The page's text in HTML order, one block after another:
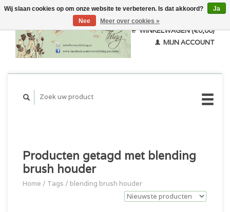
WINKELWAGEN (€0,00)
MIJN ACCOUNT
Producten getagd met blending
brush houder
Home / Tags / blending brush houder
Wij slaan cookies op om onze website te verbeteren. Is dat akkoord?
Ja
Nee
Meer over cookies »